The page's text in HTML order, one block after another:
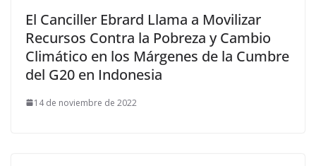
El Canciller Ebrard Llama a Movilizar
Recursos Contra la Pobreza y Cambio
Climático en los Márgenes de la Cumbre
del G20 en Indonesia
14 de noviembre de 2022